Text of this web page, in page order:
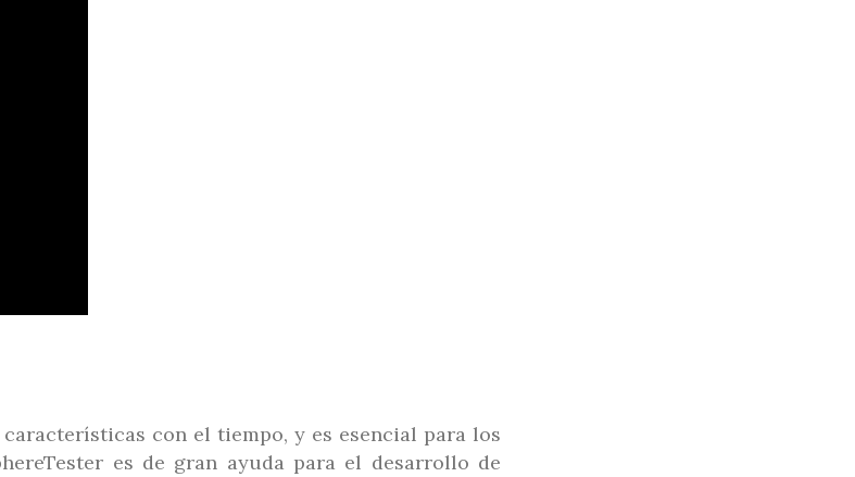
con el tiempo, y es esencial para los
es de gran ayuda para el desarrollo de